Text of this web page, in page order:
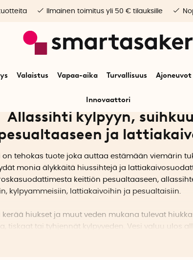
Valaistus Vapaa-aika Turvallisuus Ajoneuvot
Innovaattori
Ilmainen toimitus yli 50 € tilauksille
Allassihti kylpyyn,
ja
on tehokas tuote joka auttaa estämään viemärin
monia älykkäitä hiussihtejä ja
keittiön pesualtaaseen,
kylpyammeisiin, lattiakaivoihin ja pesualtaisiin.
kerää hiukset ja muut veden mukana tulevat
tiskaat tai tyhjennät kylpyveden. Vesi valuu ulos